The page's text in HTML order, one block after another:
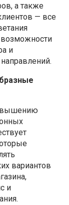
а также
— все
возможности
и
вариантов
и